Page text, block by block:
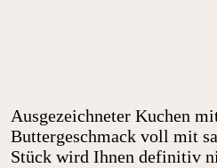
Ausgezeichneter Kuchen
Buttergeschmack voll mit
Stück wird Ihnen definitiv